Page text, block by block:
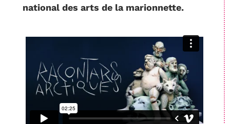
national des arts de la marionnette.